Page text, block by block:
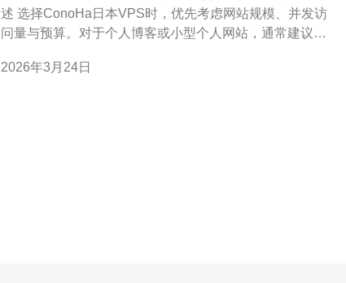
述 选择ConoHa日本VPS时，优先考虑网站规模、并发访
问量与预算。对于个人博客或小型个人网站，通常建议选
存、SSD 存储即可满足大多数需求。 关键参数说明 CPU
2026年3月24日